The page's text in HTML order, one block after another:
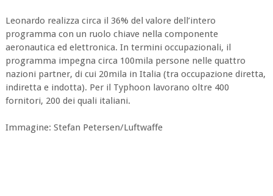
Leonardo realizza circa il 36% del valore dell’intero
programma con un ruolo chiave nella componente
aeronautica ed elettronica. In termini occupazionali, il
programma impegna circa 100mila persone nelle quattro
nazioni partner, di cui 20mila in Italia (tra occupazione diretta,
indiretta e indotta). Per il Typhoon lavorano oltre 400
fornitori, 200 dei quali italiani.
Immagine: Stefan Petersen/Luftwaffe